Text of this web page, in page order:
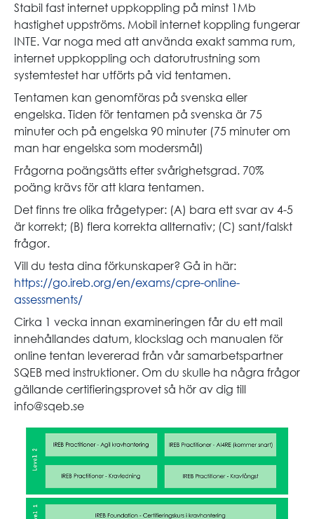
Stabil fast internet uppkoppling på minst 1Mb
hastighet uppströms. Mobil internet koppling fungerar
INTE. Var noga med att använda exakt samma rum,
internet uppkoppling och datorutrustning som
systemtestet har utförts på vid tentamen.
Tentamen kan genomföras på svenska eller
engelska. Tiden för tentamen på svenska är 75
minuter och på engelska 90 minuter (75 minuter om
man har engelska som modersmål)
Frågorna poängsätts efter svårighetsgrad. 70%
poäng krävs för att klara tentamen.
Det finns tre olika frågetyper: (A) bara ett svar av 4-5
är korrekt; (B) flera korrekta allternativ; (C) sant/falskt
frågor.
Vill du testa dina förkunskaper? Gå in här:
https://go.ireb.org/en/exams/cpre-online-
assessments/
Cirka 1 vecka innan examineringen får du ett mail
innehållandes datum, klockslag och manualen för
online tentan levererad från vår samarbetspartner
SQEB med instruktioner. Om du skulle ha några frågor
gällande certifieringsprovet så hör av dig till
info@sqeb.se